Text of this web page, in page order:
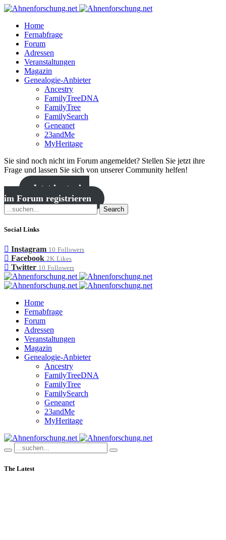
Home
Fernabfrage
Forum
Adressen
Veranstaltungen
Magazin
Genealogie-Anbieter
Ancestry
FamilyTreeDNA
FamilyTree
FamilySearch
Geneanet
23andMe
MyHeritage
Sie sind noch nicht im Forum angemeldet? Stellen Sie jetzt ihre
Frage und lassen Sie sich von unserer Community helfen!
Jetzt kostenlos
im Forum registrieren
Search
Social Links
Instagram 10 Followers
Facebook 2K Likes
Twitter 10 Followers
Home
Fernabfrage
Forum
Adressen
Veranstaltungen
Magazin
Genealogie-Anbieter
Ancestry
FamilyTreeDNA
FamilyTree
FamilySearch
Geneanet
23andMe
MyHeritage
The Latest